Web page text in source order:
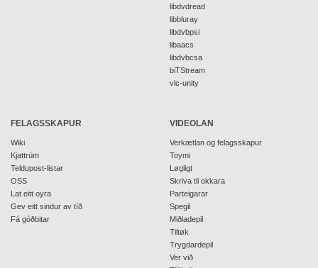
libdvdread
libbluray
libdvbpsi
libaacs
libdvbcsa
biTStream
vlc-unity
FELAGSSKAPUR
Wiki
Kjattrúm
Teldupost-listar
OSS
Lat eitt oyra
Gev eitt sindur av tíð
Fá góðbitar
VIDEOLAN
Verkætlan og felagsskapur
Toymi
Løgligt
Skriva til okkara
Parteigarar
Spegil
Miðladepil
Tiltøk
Trygdardepil
Ver við